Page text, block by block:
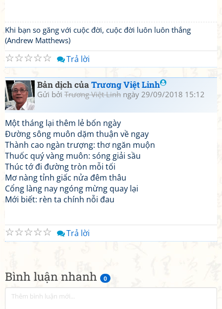
Bình luận nhanh 0
Khi bạn so găng với cuộc đời, cuộc đời luôn luôn thắng
(Andrew Matthews)
☆
☆
☆
☆
☆ Trả lời
Bản dịch củaTrương Việt Linh
Gửi bởi Trương Việt Linh ngày 29/09/2018 15:12
Một tháng lại thêm lẻ bốn ngày
Đường sông muôn dặm thuận về ngay
Thành cao ngàn trượng: thơ ngăn muộn
Thuốc quý vàng muôn: sóng giải sầu
Thúc tớ đi đường tròn mỗi tối
Mơ nàng tỉnh giấc nửa đêm thâu
Cổng làng nay ngóng mừng quay lại
Mới biết: rèn ta chính nỗi đau
☆
☆
☆
☆
☆ Trả lời